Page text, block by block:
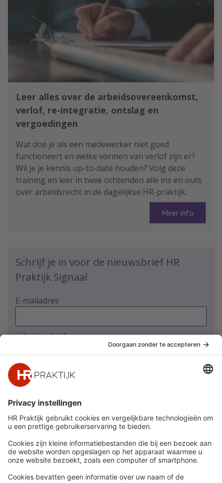
Leer alles over de arbeidsovereenkomst,
verlof, re-integratie, ontslag en
vergoedingen
Wat doe je als een medewerker niet goed
functioneert en welke vormen van verlof zijn er?
Wil je je kennis up-to-date houden? Volg deze
training en leer in twee ochtenden alle ins en outs
over arbeidsrecht in de dagelijkse HR-praktijk.
Meer info
Schrijf je in voor de nieuwsbrief HR
Praktijk Signaal
E-mailadres
Ja, ik schrijf me in
Snel naar
Nieuws
Whitepapers
Webinars
Meer
HR Academy
HR Podcast
CHRO